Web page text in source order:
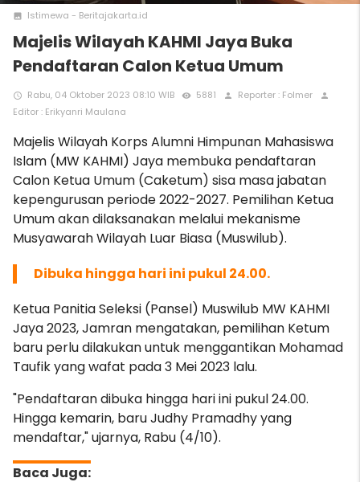
photo Istimewa - Beritajakarta.id
Majelis Wilayah KAHMI Jaya Buka
Pendaftaran Calon Ketua Umum
access_time Rabu, 04 Oktober 2023 08:10 WIB remove_red_eye 5881 person Reporter : Folmer person
Editor : Erikyanri Maulana
Majelis Wilayah Korps Alumni Himpunan Mahasiswa
Islam (MW KAHMI) Jaya membuka pendaftaran
Calon Ketua Umum (Caketum) sisa masa jabatan
kepengurusan periode 2022-2027. Pemilihan Ketua
Umum akan dilaksanakan melalui mekanisme
Musyawarah Wilayah Luar Biasa (Muswilub).
Dibuka hingga hari ini pukul 24.00.
Ketua Panitia Seleksi (Pansel) Muswilub MW KAHMI
Jaya 2023, Jamran mengatakan, pemilihan Ketum
baru perlu dilakukan untuk menggantikan Mohamad
Taufik yang wafat pada 3 Mei 2023 lalu.
"Pendaftaran dibuka hingga hari ini pukul 24.00.
Hingga kemarin, baru Judhy Pramadhy yang
mendaftar," ujarnya, Rabu (4/10).